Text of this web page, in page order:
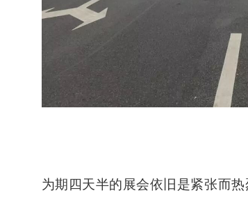
为期四天半的展会依旧是紧张而热烈